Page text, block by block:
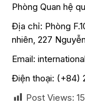
Phòng Quan hệ
Địa chỉ: Phòng
nhiên, 227
Email:
Điện thoại: (+84)
Post Views: